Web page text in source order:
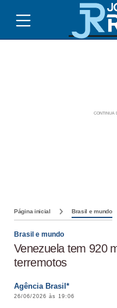
Página inicial Brasil e mundo
Brasil e mundo
Venezuela tem 920
terremotos
Agência Brasil*
26/06/2026 às 19:06